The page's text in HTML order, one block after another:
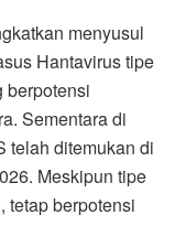
menyusul
Hantavirus tipe
berpotensi
Sementara di
telah ditemukan di
Meskipun tipe
tetap berpotensi